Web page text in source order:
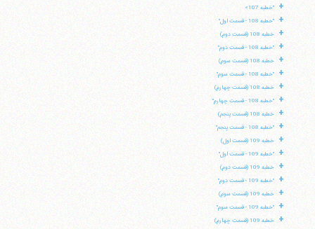
+ "خطبه 107»
+ "خطبه 108 - قسمت اول"
+ خطبه 108 (قسمت دوم)
+ "خطبه 108 - قسمت دوم"
+ خطبه 108 (قسمت سوم)
+ "خطبه 108 - قسمت سوم"
+ خطبه 108 (قسمت چهارم)
+ "خطبه 108 - قسمت چهارم"
+ خطبه 108 (قسمت پنجم)
+ "خطبه 108 - قسمت پنجم"
+ خطبه 109 (قسمت اول)
+ "خطبه 109 - قسمت اول"
+ خطبه 109 (قسمت دوم)
+ "خطبه 109 - قسمت دوم"
+ خطبه 109 (قسمت سوم)
+ "خطبه 109 - قسمت سوم"
+ خطبه 109 (قسمت چهارم)